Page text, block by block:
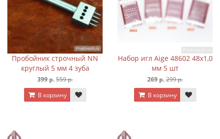
Пробойник строчный NN
круглый 5 мм 4 зуба
399 р.559 р.
В корзину
Набор игл Aige 48602 48х1,0
мм 5 шт
269 р.299 р.
В корзину